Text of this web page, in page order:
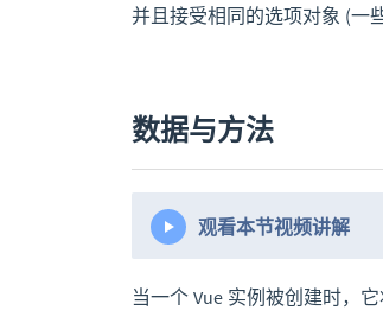
并且接受相同的选项对象 (一
数据与方法
观看本节视频讲解
当一个 Vue 实例被创建时，